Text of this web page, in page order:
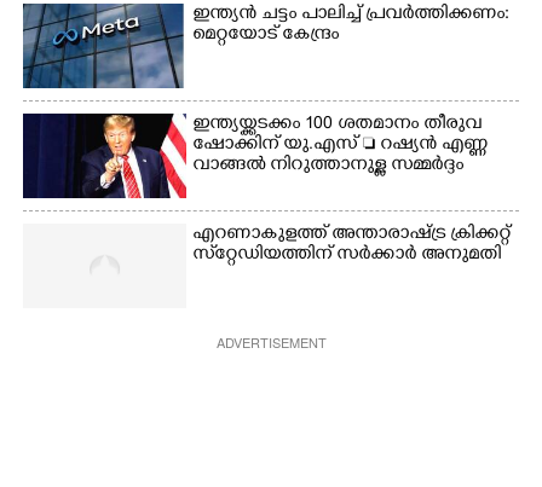
ഇന്ത്യൻ ചട്ടം പാലിച്ച് പ്രവർത്തിക്കണം:
മെറ്റയോട് കേന്ദ്രം
ഇന്ത്യയ്ക്കടക്കം 100 ശതമാനം തീരുവ
ഷോക്കിന് യു.എസ്  റഷ്യൻ എണ്ണ
വാങ്ങൽ നിറുത്താനുള്ള സമ്മർദ്ദം
എറണാകുളത്ത് അന്താരാഷ്ട്ര ക്രിക്കറ്റ്
സ്‌റ്റേഡിയത്തിന് സർക്കാർ അനുമതി
ADVERTISEMENT